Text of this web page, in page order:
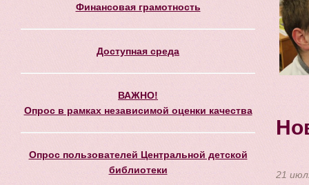
Финансовая грамотность
Доступная среда
ВАЖНО!
Опрос в рамках независимой оценки качества
Опрос пользователей Центральной детской
библиотеки
21